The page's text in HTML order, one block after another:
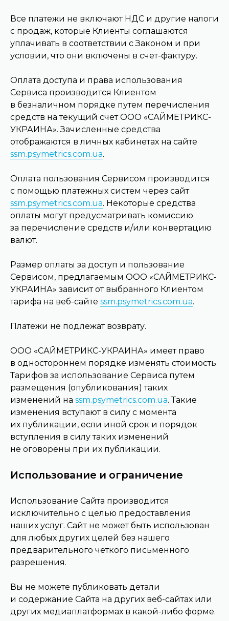
Все платежи не включают НДС и другие налоги
с продаж, которые Клиенты соглашаются
уплачивать в соответствии с Законом и при
условии, что они включены в счет-фактуру.
Оплата доступа и права использования
Сервиса производится Клиентом
в безналичном порядке путем перечисления
средств на текущий счет ООО «САЙМЕТРИКС-
УКРАИНА». Зачисленные средства
отображаются в личных кабинетах на сайте
ssm.psymetrics.com.ua.
Оплата пользования Сервисом производится
с помощью платежных систем через сайт
ssm.psymetrics.com.ua. Некоторые средства
оплаты могут предусматривать комиссию
за перечисление средств и/или конвертацию
валют.
Размер оплаты за доступ и пользование
Сервисом, предлагаемым ООО «САЙМЕТРИКС-
УКРАИНА» зависит от выбранного Клиентом
тарифа на веб-сайте ssm.psymetrics.com.ua.
Платежи не подлежат возврату.
ООО «САЙМЕТРИКС-УКРАИНА» имеет право
в одностороннем порядке изменять стоимость
Тарифов за использование Сервиса путем
размещения (опубликования) таких
изменений на ssm.psymetrics.com.ua. Такие
изменения вступают в силу с момента
их публикации, если иной срок и порядок
вступления в силу таких изменений
не оговорены при их публикации.
Использование и ограничение
Использование Сайта производится
исключительно с целью предоставления
наших услуг. Сайт не может быть использован
для любых других целей без нашего
предварительного четкого письменного
разрешения.
Вы не можете публиковать детали
и содержание Сайта на других веб-сайтах или
других медиаплатформах в какой-либо форме.